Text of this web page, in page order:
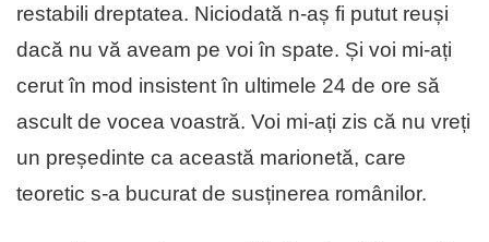
restabili dreptatea. Niciodată n-aș fi putut reuși
dacă nu vă aveam pe voi în spate. Și voi mi-ați
cerut în mod insistent în ultimele 24 de ore să
ascult de vocea voastră. Voi mi-ați zis că nu vreți
un președinte ca această marionetă, care
teoretic s-a bucurat de susținerea românilor.